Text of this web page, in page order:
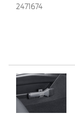
2471674